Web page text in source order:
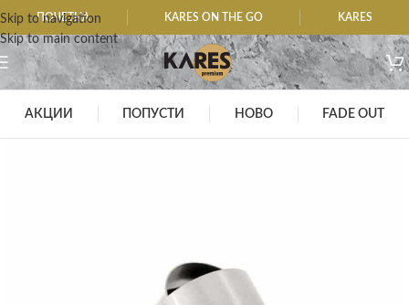
Skip to navigation
Skip to main content
ПОЧЕТНА KARES ON THE GO KARES
АКЦИИ ПОПУСТИ НОВО FADE OUT